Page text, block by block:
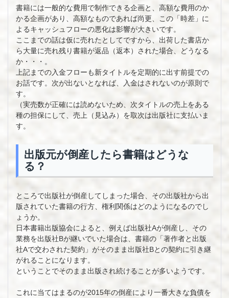
書籍には一般的な費用で制作できる企画と、高額な費用のか
かる企画があり、高額なものであれば尚更、この「時差」に
よるキャッシュフローの悪化は影響が大きいです。
ここまでの話は仮に売れたとしてですから、出荷した書店か
ら大量に売れ残り書籍が返品（返本）された場合、どうなる
か・・・。
上記までの入金フローも新タイトルを定期的に出す前提での
お話です。次が出ないとなれば、入金はされないのが原則で
す。
（実売数が正確には読めないため、次タイトルの売上をある
種の担保にして、売上（見込み）を取次は出版社に支払いま
す。
出版元が倒産したら書籍はどうな
る？
ところで出版社が倒産してしまった場合、その出版社から出
版されていた書籍の行方、権利関係はどのようになるのでし
ょうか。
日本書籍出版協会によると、例えば出版社Aが倒産し、その
業務を出版社Bが継いでいた場合は、書籍の「著作者と出版
社Aで交わされた契約」がそのまま出版社Bとの契約に引き継
がれることになります。
ということでそのまま出版され続けることが多いようです。
これに当てはまるのが2015年の倒産により一番大きな負債を